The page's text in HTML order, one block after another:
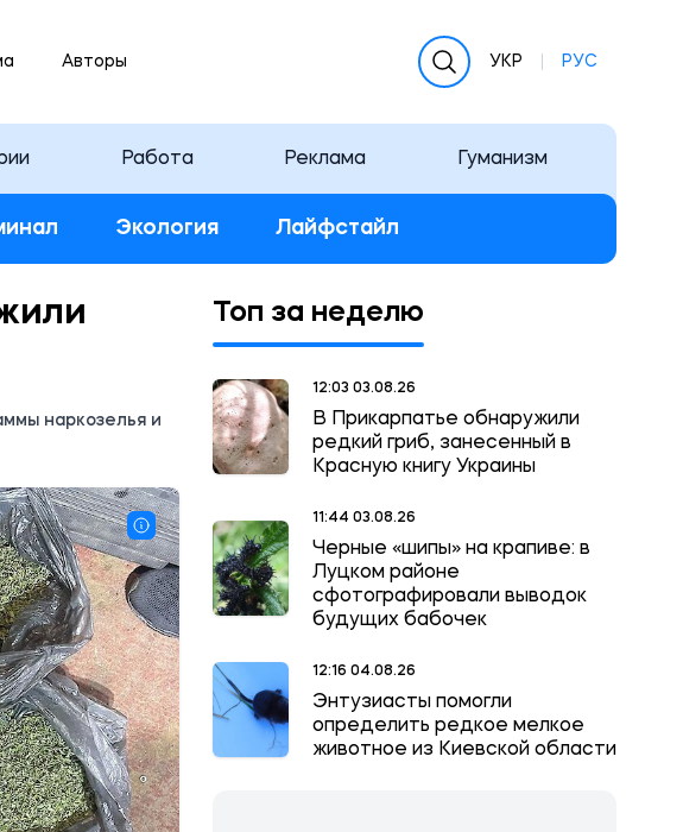
Авторы УКР РУС
Работа Реклама Гуманизм
Экология Лайфстайл
наркозелья и
Топ за неделю
12:03 03.08.26
В Прикарпатье обнаружили
редкий гриб, занесенный в
Красную книгу Украины
11:44 03.08.26
Черные «шипы» на крапиве: в
Луцком районе
сфотографировали выводок
будущих бабочек
12:16 04.08.26
Энтузиасты помогли
определить редкое мелкое
животное из Киевской области